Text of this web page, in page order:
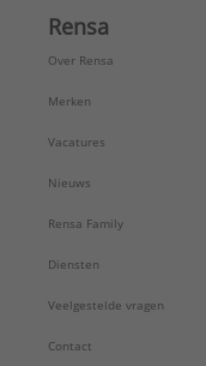
Rensa
Over Rensa
Merken
Vacatures
Nieuws
Rensa Family
Diensten
Veelgestelde vragen
Contact